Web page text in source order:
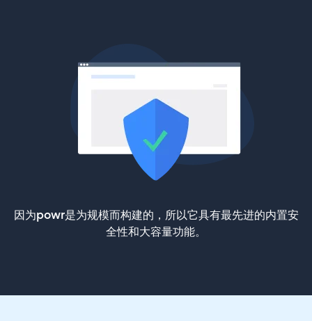
因为powr是为规模而构建的，所以它具有最先进的内置安
全性和大容量功能。